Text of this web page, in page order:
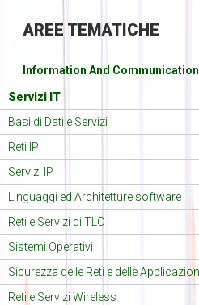
AREE TEMATICHE
Information And
Servizi IT
Basi di Dati e Servizi
Reti IP
Servizi IP
Linguaggi ed Architetture software
Reti e Servizi di TLC
Sistemi Operativi
Sicurezza delle Reti e delle
Reti e Servizi Wireless